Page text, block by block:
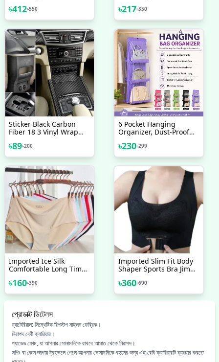
৳412৳550
Bike Accessories
৳217৳350
Sticker Black Carbon
Fiber 18 3 Vinyl Wrap
DIY Decor Bike
Motorcycle Car Stickers
৳89৳200
6 Pocket Hanging
Organizer, Dust-Proof
Hanging Handbag
Organizer
৳230৳299
Imported Ice Silk
Comfortable Long Time
Underwear For Women -
One Piece
৳160৳390
Imported Slim Fit Body
Shaper Sports Bra Jim
Comfortable Bra Padded
Bra For Women
৳360৳690
প্রোডাক্ট ডিটেলস
ম্যাটেরিয়াল: সিন্থেটিক রিপস্টপ নাইলন ফেব্রিক।
নিরাপদ বেবী ক্যারিয়ার।
প্যাডেড ফোম, যা আপনার সোনামনিকে রাখবে আঘাত থেকে নিরাপদ।
সপিং বা কোন জাগায় ট্রাভেলে গেলে আপনার সোনামনিকে বহনের জন্য এই বেবি ক্যারিয়ারটি ব্যবহার করতে